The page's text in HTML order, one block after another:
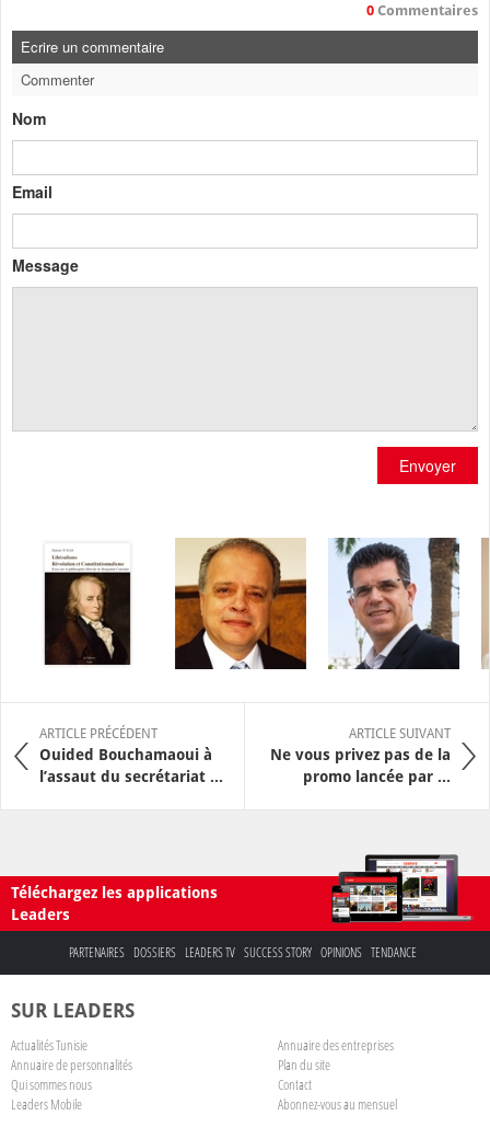
0 Commentaires
Ecrire un commentaire
Commenter
Nom
Email
Message
Envoyer
ARTICLE PRÉCÉDENT
Ouided Bouchamaoui à
l’assaut du secrétariat ...
ARTICLE SUIVANT
Ne vous privez pas de la
promo lancée par ...
Téléchargez les applications
Leaders
PARTENAIRES DOSSIERS LEADERS TV SUCCESS STORY OPINIONS TENDANCE
SUR LEADERS
Actualités Tunisie
Annuaire des entreprises
Annuaire de personnalités
Plan du site
Qui sommes nous
Contact
Leaders Mobile
Abonnez-vous au mensuel